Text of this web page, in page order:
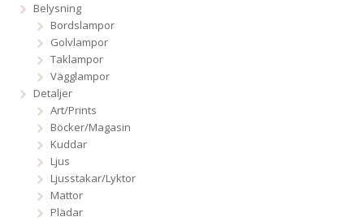
Belysning
Bordslampor
Golvlampor
Taklampor
Vägglampor
Detaljer
Art/Prints
Böcker/Magasin
Kuddar
Ljus
Ljusstakar/Lyktor
Mattor
Plädar